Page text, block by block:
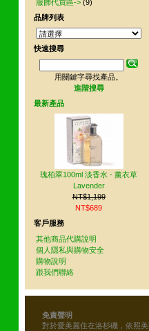
服飾代買區-> (9)
品牌列表
快速搜尋
用關鍵字尋找產品。
進階搜尋
最新產品
瑰柏翠100ml 淡香水 - 薰衣草
Lavender
NT$1,199
NT$689
客戶服務
其他商品代購說明
個人隱私與購物安全
購物說明
跟我們聯絡
免責聲明
對於愛美麗住在洛杉磯，依照